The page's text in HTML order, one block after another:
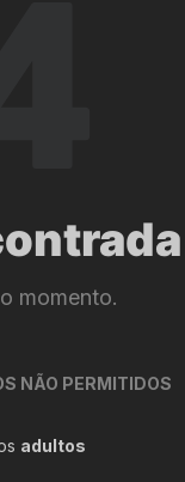
momento.
NÃO PERMITIDOS
adultos